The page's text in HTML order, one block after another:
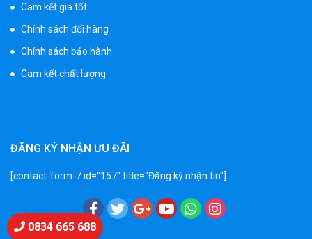
Xe cần cẩu trẻ em KS-518
1.250.000 ₫
1.250.000 ₫
900.000 ₫
1.250.000 ₫
Cam kết giá tốt
Chính sách đổi hàng
Chính sách bảo hành
Cam kết chất lượng
ĐĂNG KÝ NHẬN ƯU ĐÃI
[contact-form-7 id="157" title="Đăng ký nhận tin"]
Chat Zalo
0834 665 688